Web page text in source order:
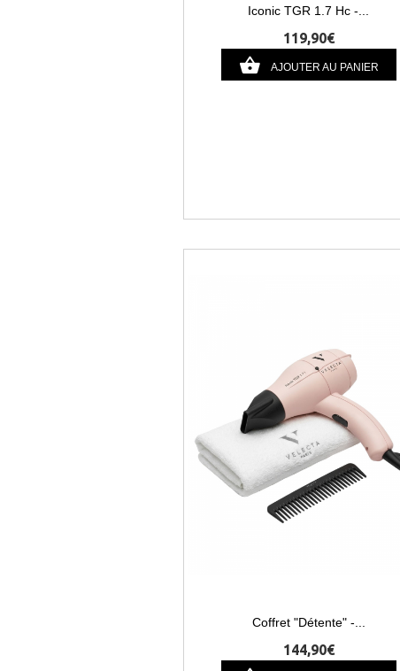
Iconic TGR 1.7 Hc -...
119,90€
AJOUTER AU PANIER
Coffret "Détente" -...
144,90€